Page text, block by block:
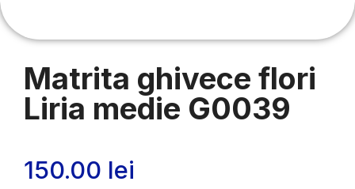
Matrita ghivece flori
Liria medie G0039
150.00 lei